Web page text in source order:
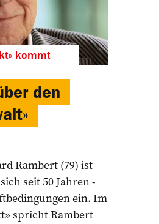
kommt
den
Rambert (79) ist
seit 50 Jahren
ein. Im
spricht ­Rambert